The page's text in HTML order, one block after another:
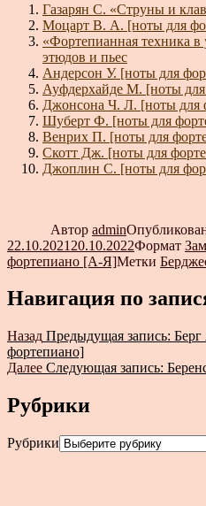
Газарян С. «Струны и
Моцарт В. А. [ноты для
«Фортепианная техника в
этюдов и пьес
Андерсон У. [ноты для
Ауфдерхайде М. [ноты
Джонсона Ч. Л. [ноты для
Шуберт Ф. [ноты для
Венрих П. [ноты для
Скотт Дж. [ноты для
Джоплин С. [ноты для
Автор admin
22.10.2021 20.10.2022Формат
фортепиано [А-Я]Метки
Навигация по
Назад Предыдущая запись:
фортепиано]
Далее Следующая запись:
Рубрики
Рубрики